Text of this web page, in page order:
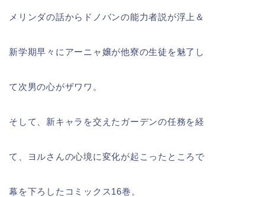
メリンダの話からドノバンの能力者説が浮上＆
新学期早々にアーニャ嬢が他寮の生徒を魅了し
て次男の心がザワワ。
そして、新キャラを交えたガーデンの任務を経
て、ヨルさんの心境に変化が起こったところで
幕を下ろしたコミックス16巻。